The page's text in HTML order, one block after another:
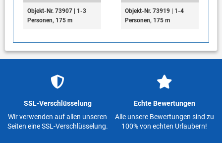
Objekt-Nr. 73907 | 1-3
Personen, 175 m
Objekt-Nr. 73919 | 1-4
Personen, 175 m
SSL-Verschlüsselung
Wir verwenden auf allen unseren
Seiten eine SSL-Verschlüsselung.
Echte Bewertungen
Alle unsere Bewertungen sind zu
100% von echten Urlaubern!